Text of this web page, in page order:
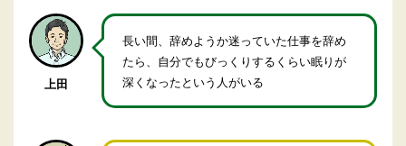
上田
長い間、辞めようか迷っていた仕事を辞め
たら、自分でもびっくりするくらい眠りが
深くなったという人がいる